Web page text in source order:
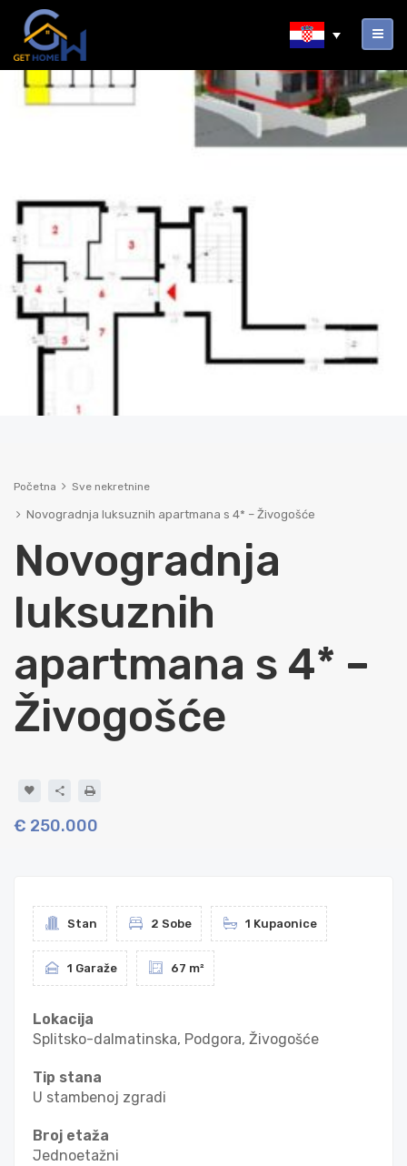
Početna Sve nekretnine
Novogradnja luksuznih apartmana s 4* – Živogošće
Novogradnja
luksuznih
apartmana s 4* –
Živogošće
€ 250.000
Stan 2 Sobe 1 Kupaonice
1 Garaže 67 m²
Lokacija
Splitsko-dalmatinska, Podgora, Živogošće
Tip stana
U stambenoj zgradi
Broj etaža
Jednoetažni